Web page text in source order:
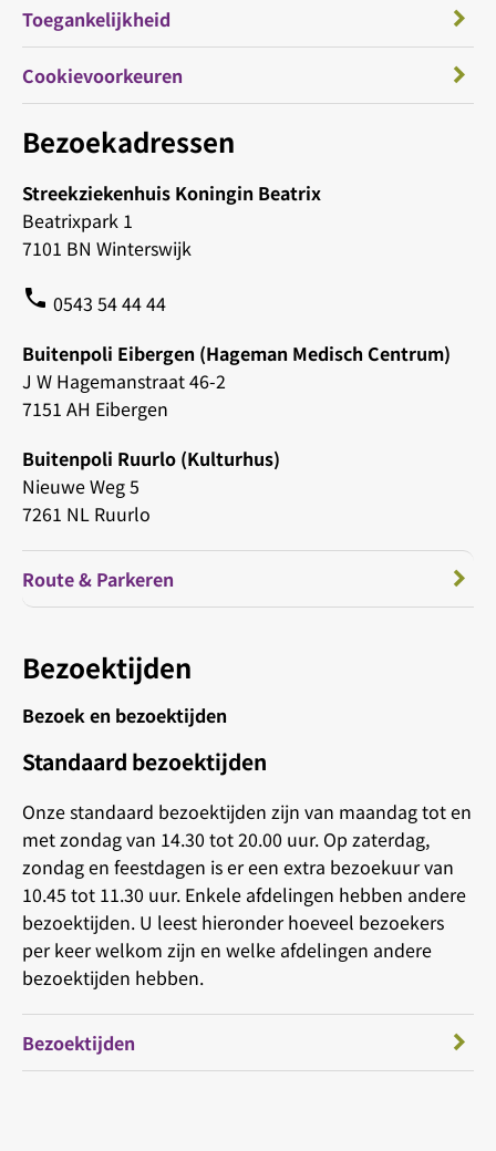
Bezoekadressen
Streekziekenhuis Koningin Beatrix
Beatrixpark 1
7101 BN Winterswijk
phone 0543 54 44 44
Buitenpoli Eibergen (Hageman Medisch Centrum)
J W Hagemanstraat 46-2
7151 AH Eibergen
Buitenpoli Ruurlo (Kulturhus)
Nieuwe Weg 5
7261 NL Ruurlo
Route & Parkeren
Bezoektijden
Bezoek en bezoektijden
Standaard bezoektijden
Onze standaard bezoektijden zijn van maandag tot en
met zondag van 14.30 tot 20.00 uur. Op zaterdag,
zondag en feestdagen is er een extra bezoekuur van
10.45 tot 11.30 uur. Enkele afdelingen hebben andere
bezoektijden. U leest hieronder hoeveel bezoekers
per keer welkom zijn en welke afdelingen andere
bezoektijden hebben.
Bezoektijden
Toegankelijkheid
Cookievoorkeuren